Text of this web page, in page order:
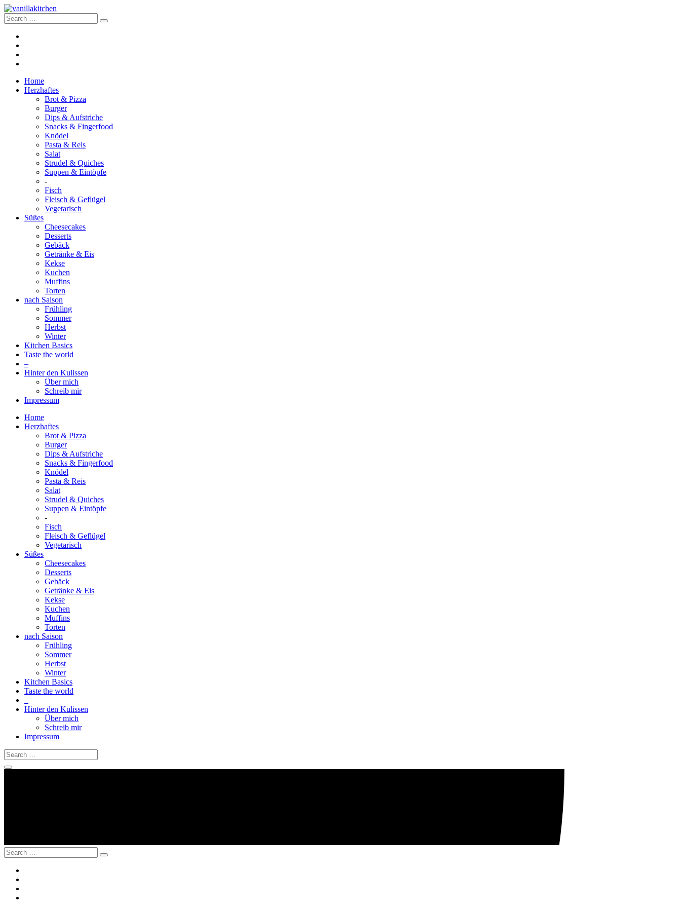
Home
Herzhaftes
Brot & Pizza
Burger
Dips & Aufstriche
Snacks & Fingerfood
Knödel
Pasta & Reis
Salat
Strudel & Quiches
Suppen & Eintöpfe
-
Fisch
Fleisch & Geflügel
Vegetarisch
Süßes
Cheesecakes
Desserts
Gebäck
Getränke & Eis
Kekse
Kuchen
Muffins
Torten
nach Saison
Frühling
Sommer
Herbst
Winter
Kitchen Basics
Taste the world
–
Hinter den Kulissen
Über mich
Schreib mir
Impressum
Home
Herzhaftes
Brot & Pizza
Burger
Dips & Aufstriche
Snacks & Fingerfood
Knödel
Pasta & Reis
Salat
Strudel & Quiches
Suppen & Eintöpfe
-
Fisch
Fleisch & Geflügel
Vegetarisch
Süßes
Cheesecakes
Desserts
Gebäck
Getränke & Eis
Kekse
Kuchen
Muffins
Torten
nach Saison
Frühling
Sommer
Herbst
Winter
Kitchen Basics
Taste the world
–
Hinter den Kulissen
Über mich
Schreib mir
Impressum